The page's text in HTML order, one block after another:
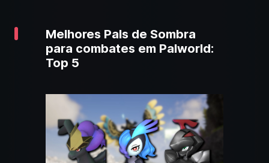
Melhores Pals de Sombra
para combates em Palworld:
Top 5